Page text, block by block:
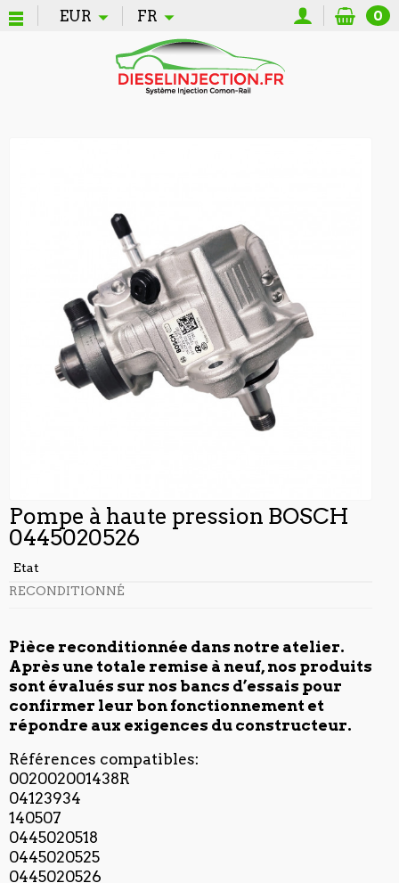
EUR FR 0
Pompe à haute pression BOSCH
0445020526
Etat
RECONDITIONNÉ
Pièce reconditionnée dans notre atelier.
Après une totale remise à neuf, nos produits
sont évalués sur nos bancs d’essais pour
confirmer leur bon fonctionnement et
répondre aux exigences du constructeur.
Références compatibles:
002002001438R
04123934
140507
0445020518
0445020525
0445020526